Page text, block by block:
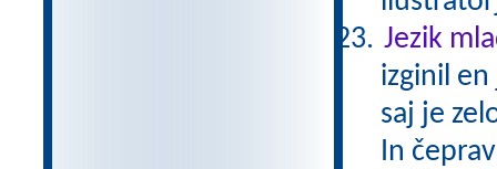
Jezik
izginil
saj je
In